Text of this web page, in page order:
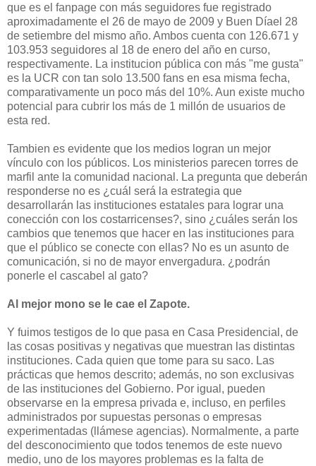
que es el fanpage con más seguidores fue registrado
aproximadamente el 26 de mayo de 2009 y Buen Díael 28
de setiembre del mismo año. Ambos cuenta con 126.671 y
103.953 seguidores al 18 de enero del año en curso,
respectivamente. La institucion pública con más "me gusta"
es la UCR con tan solo 13.500 fans en esa misma fecha,
comparativamente un poco más del 10%. Aun existe mucho
potencial para cubrir los más de 1 millón de usuarios de
esta red.
Tambien es evidente que los medios logran un mejor
vínculo con los públicos. Los ministerios parecen torres de
marfil ante la comunidad nacional. La pregunta que deberán
responderse no es ¿cuál será la estrategia que
desarrollarán las instituciones estatales para lograr una
conección con los costarricenses?, sino ¿cuáles serán los
cambios que tenemos que hacer en las instituciones para
que el público se conecte con ellas? No es un asunto de
comunicación, si no de mayor envergadura. ¿podrán
ponerle el cascabel al gato?
Al mejor mono se le cae el Zapote.
Y fuimos testigos de lo que pasa en Casa Presidencial, de
las cosas positivas y negativas que muestran las distintas
instituciones. Cada quien que tome para su saco. Las
prácticas que hemos descrito; además, no son exclusivas
de las instituciones del Gobierno. Por igual, pueden
observarse en la empresa privada e, incluso, en perfiles
administrados por supuestas personas o empresas
experimentadas (llámese agencias). Normalmente, a parte
del desconocimiento que todos tenemos de este nuevo
medio, uno de los mayores problemas es la falta de